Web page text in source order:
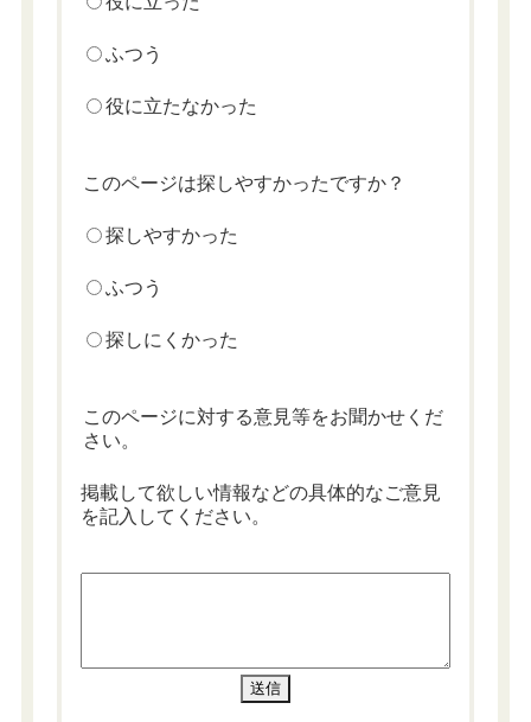
ふつう
役に立たなかった
このページは探しやすかったですか？
探しやすかった
ふつう
探しにくかった
このページに対する意見等をお聞かせくだ
さい。
掲載して欲しい情報などの具体的なご意見
を記入してください。